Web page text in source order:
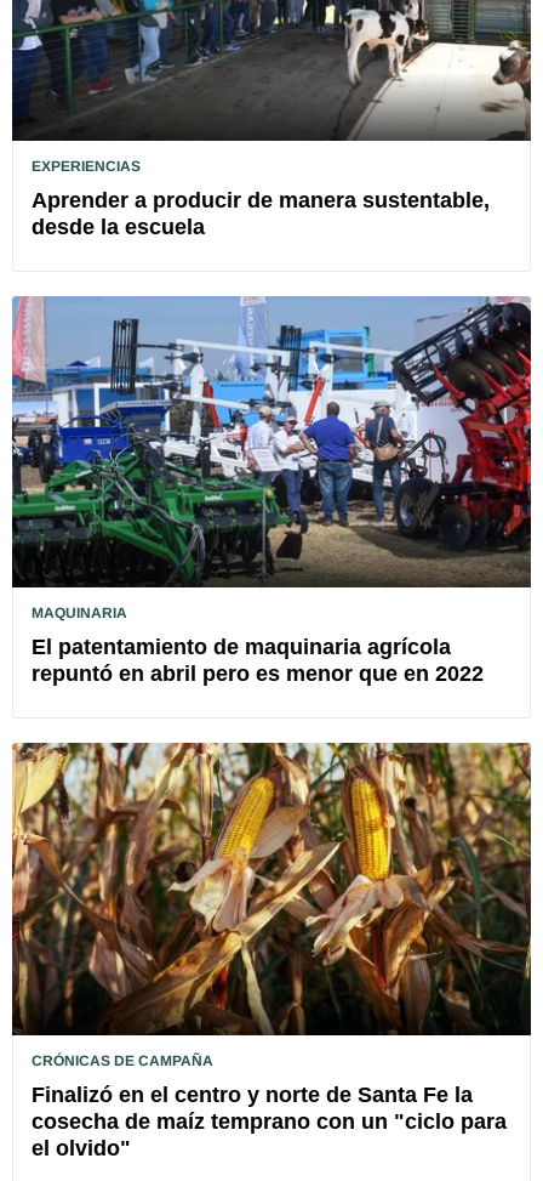
EXPERIENCIAS
Aprender a producir de manera sustentable,
desde la escuela
MAQUINARIA
El patentamiento de maquinaria agrícola
repuntó en abril pero es menor que en 2022
CRÓNICAS DE CAMPAÑA
Finalizó en el centro y norte de Santa Fe la
cosecha de maíz temprano con un "ciclo para
el olvido"